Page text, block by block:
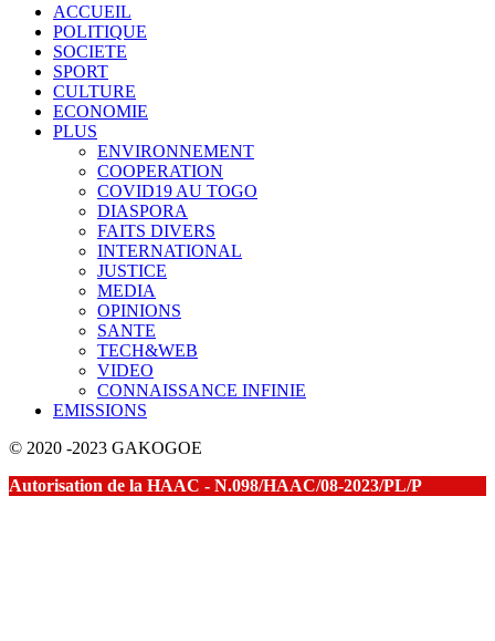
ACCUEIL
POLITIQUE
SOCIETE
SPORT
CULTURE
ECONOMIE
PLUS
ENVIRONNEMENT
COOPERATION
COVID19 AU TOGO
DIASPORA
FAITS DIVERS
INTERNATIONAL
JUSTICE
MEDIA
OPINIONS
SANTE
TECH&WEB
VIDEO
CONNAISSANCE INFINIE
EMISSIONS
© 2020 -2023 GAKOGOE
Autorisation de la HAAC - N.098/HAAC/08-2023/PL/P